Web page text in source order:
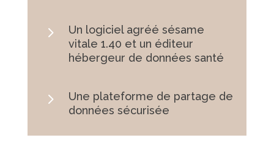
5
Un logiciel agréé sésame
vitale 1.40 et un éditeur
hébergeur de données santé
5
Une plateforme de partage de
données sécurisée